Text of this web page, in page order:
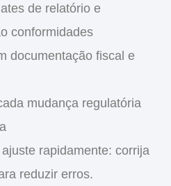
de relatório e
conformidades
documentação fiscal e
mudança regulatória
rapidamente: corrija
reduzir erros.